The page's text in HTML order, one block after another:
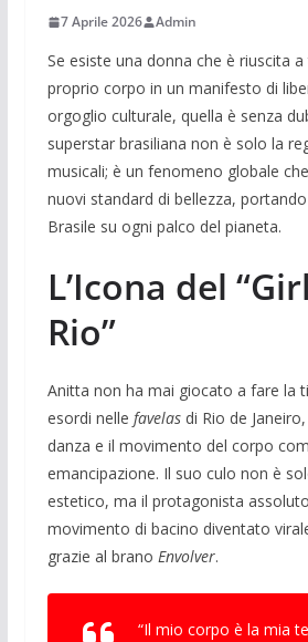
7 Aprile 2026 Admin
Se esiste una donna che è riuscita
proprio corpo in un manifesto di
orgoglio culturale, quella è senza
superstar brasiliana non è solo la
musicali; è un fenomeno globale
nuovi standard di bellezza,
Brasile su ogni palco del pianeta.
L’Icona del
Rio”
Anitta non ha mai giocato a fare la
esordi nelle favelasdi Rio de
danza e il movimento del corpo
emancipazione. Il suo culo non è
estetico, ma il protagonista
movimento di bacino diventato
grazie al brano Envolver.
“Il mio corpo è la mia